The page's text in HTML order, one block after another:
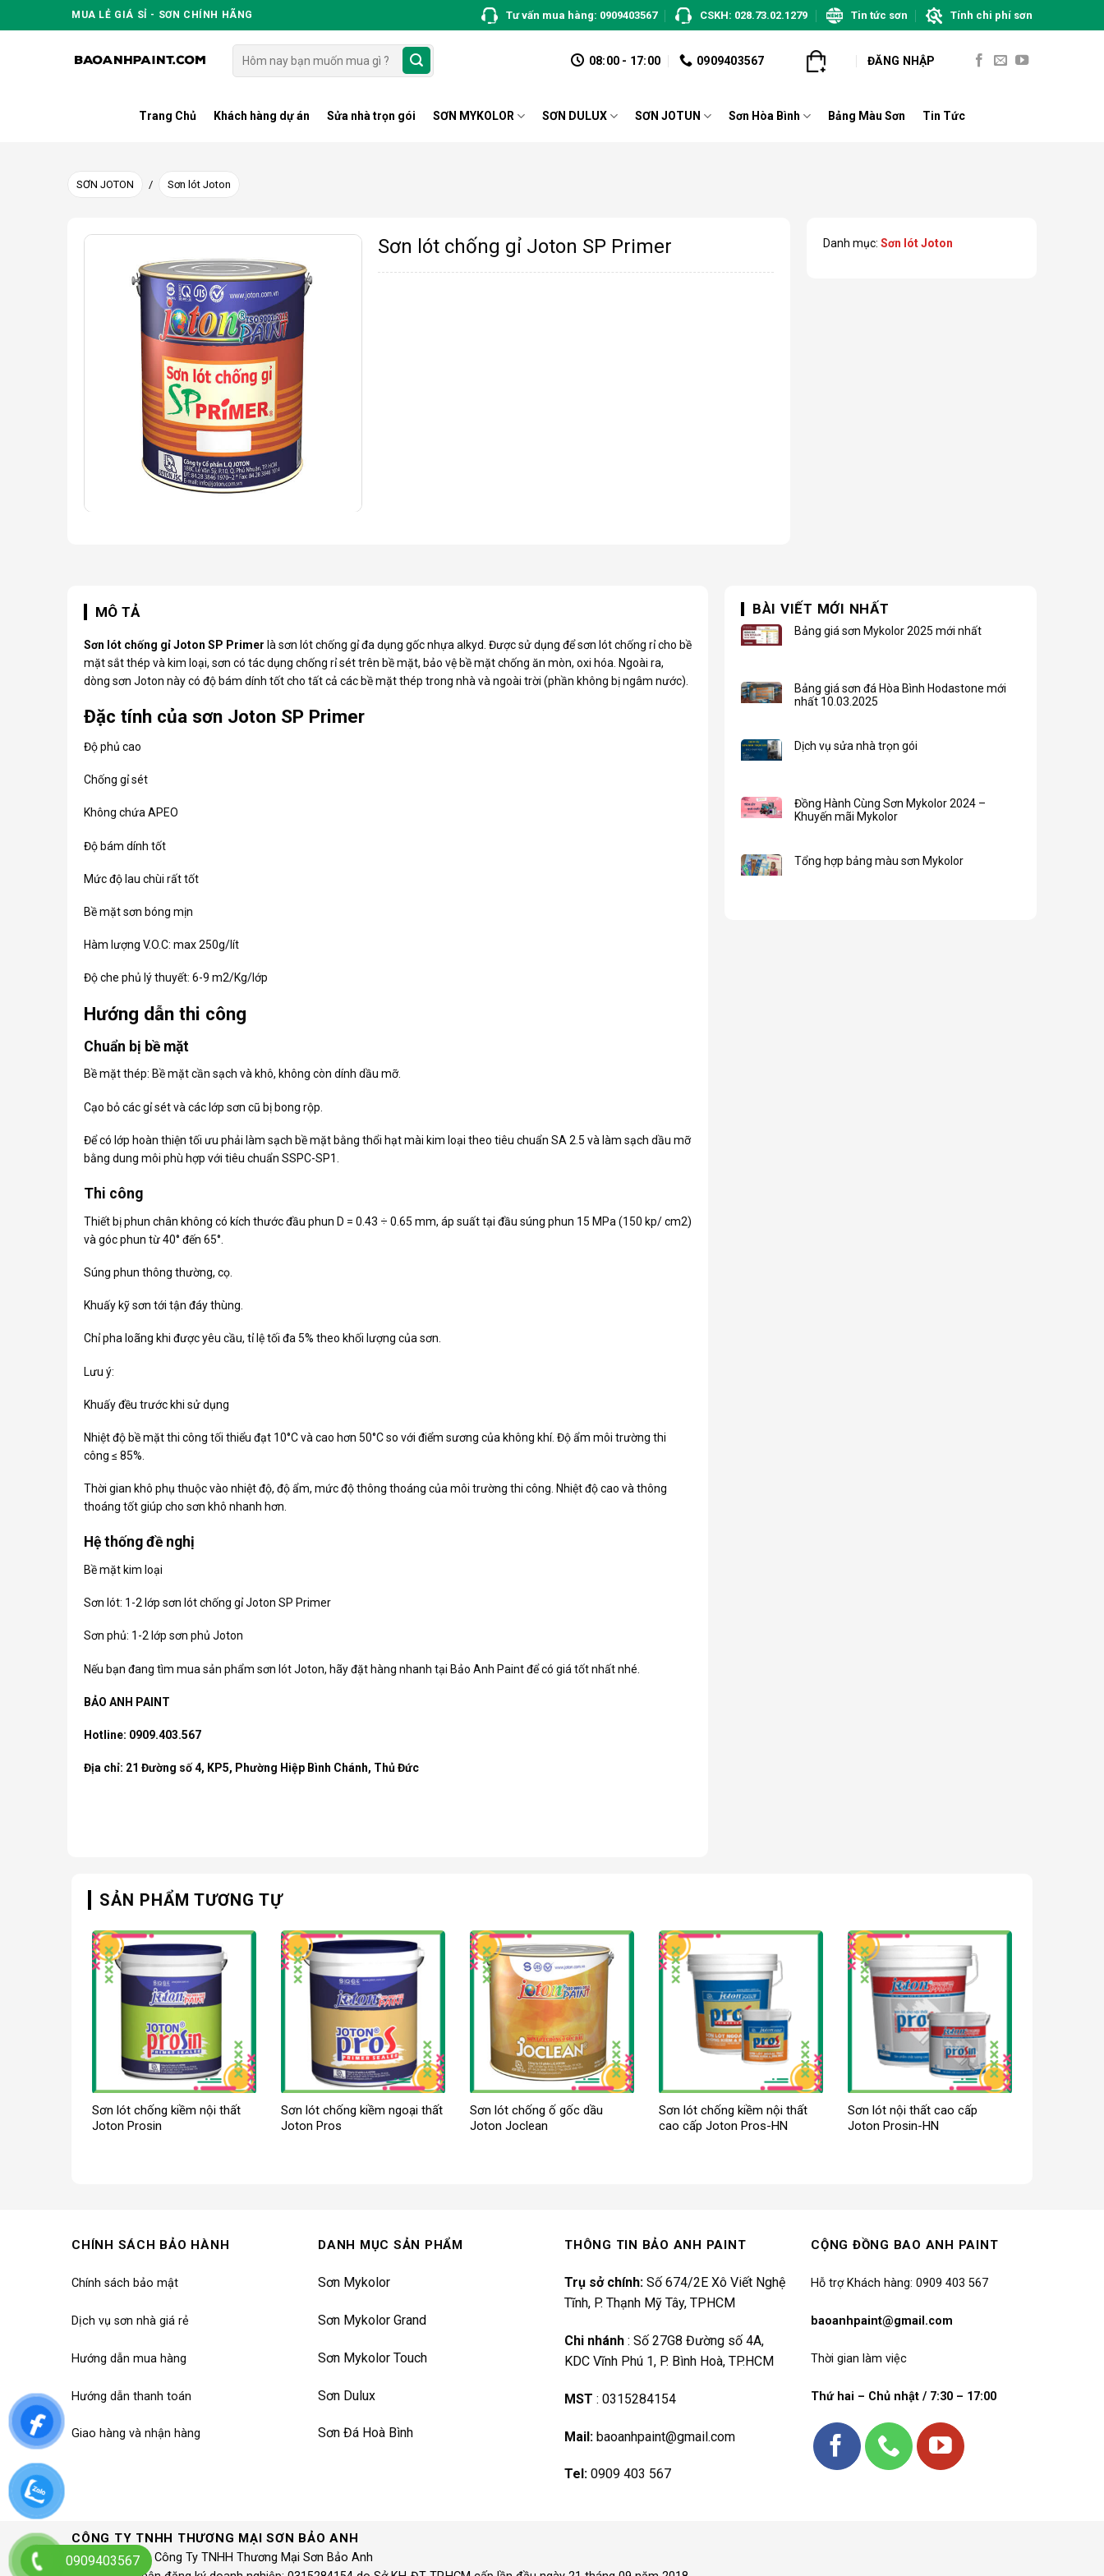
to
MUA LẺ GIÁ SỈ - SƠN CHÍNH HÃNG Tư vấn mua hàng: 0909403567 CSKH: 028.73.02.1279 Tin tức sơn Tính chi phí sơn
Tìm
kiếm:
08:00 - 17:00 0909403567 ĐĂNG NHẬP
Trang Chủ Khách hàng dự án Sửa nhà trọn gói SƠN MYKOLOR SƠN DULUX SƠN JOTUN Sơn Hòa Bình Bảng Màu Sơn Tin Tức
SƠN JOTON / Sơn lót Joton
Sơn lót chống gỉ Joton SP Primer Danh mục: Sơn lót Joton
MÔ TẢ
Sơn lót chống gỉ Joton SP Primer là sơn lót chống gỉ đa dụng gốc nhựa alkyd. Được sử dụng để sơn lót chống rỉ cho bề
mặt sắt thép và kim loại, sơn có tác dụng chống rỉ sét trên bề mặt, bảo vệ bề mặt chống ăn mòn, oxi hóa. Ngoài ra,
dòng sơn Joton này có độ bám dính tốt cho tất cả các bề mặt thép trong nhà và ngoài trời (phần không bị ngâm nước).
Đặc tính của sơn Joton SP Primer
Độ phủ cao
Chống gỉ sét
Không chứa APEO
Độ bám dính tốt
Mức độ lau chùi rất tốt
Bề mặt sơn bóng mịn
Hàm lượng V.O.C: max 250g/lít
Độ che phủ lý thuyết: 6-9 m2/Kg/lớp
Hướng dẫn thi công
Chuẩn bị bề mặt
Bề mặt thép: Bề mặt cần sạch và khô, không còn dính dầu mỡ.
Cạo bỏ các gỉ sét và các lớp sơn cũ bị bong rộp.
Để có lớp hoàn thiện tối ưu phải làm sạch bề mặt bằng thổi hạt mài kim loại theo tiêu chuẩn SA 2.5 và làm sạch dầu mỡ
bằng dung môi phù hợp với tiêu chuẩn SSPC-SP1.
Thi công
Thiết bị phun chân không có kích thước đầu phun D = 0.43 ÷ 0.65 mm, áp suất tại đầu súng phun 15 MPa (150 kp/ cm2)
và góc phun từ 40° đến 65°.
Súng phun thông thường, cọ.
Khuấy kỹ sơn tới tận đáy thùng.
Chỉ pha loãng khi được yêu cầu, tỉ lệ tối đa 5% theo khối lượng của sơn.
Lưu ý:
Khuấy đều trước khi sử dụng
Nhiệt độ bề mặt thi công tối thiểu đạt 10°C và cao hơn 50°C so với điểm sương của không khí. Độ ẩm môi trường thi
công ≤ 85%.
Thời gian khô phụ thuộc vào nhiệt độ, độ ẩm, mức độ thông thoáng của môi trường thi công. Nhiệt độ cao và thông
thoáng tốt giúp cho sơn khô nhanh hơn.
Hệ thống đề nghị
Bề mặt kim loại
Sơn lót: 1-2 lớp sơn lót chống gỉ Joton SP Primer
Sơn phủ: 1-2 lớp sơn phủ Joton
Nếu bạn đang tìm mua sản phẩm sơn lót Joton, hãy đặt hàng nhanh tại Bảo Anh Paint để có giá tốt nhất nhé.
BẢO ANH PAINT
Hotline: 0909.403.567
Địa chỉ: 21 Đường số 4, KP5, Phường Hiệp Bình Chánh, Thủ Đức
BÀI VIẾT MỚI NHẤT
Bảng giá sơn Mykolor 2025 mới nhất
Bảng giá sơn đá Hòa Bình Hodastone mới
nhất 10.03.2025
Dịch vụ sửa nhà trọn gói
Đồng Hành Cùng Sơn Mykolor 2024 –
Khuyến mãi Mykolor
Tổng hợp bảng màu sơn Mykolor
SẢN PHẨM TƯƠNG TỰ
Sơn lót chống kiềm nội thất
Joton Prosin
Sơn lót chống kiềm ngoại thất
Joton Pros
Sơn lót chống ố gốc dầu
Joton Joclean
Sơn lót chống kiềm nội thất
cao cấp Joton Pros-HN
Sơn lót nội thất cao cấp
Joton Prosin-HN
CHÍNH SÁCH BẢO HÀNH
Chính sách bảo mật
Dịch vụ sơn nhà giá rẻ
Hướng dẫn mua hàng
Hướng dẫn thanh toán
Giao hàng và nhận hàng
DANH MỤC SẢN PHẨM
Sơn Mykolor
Sơn Mykolor Grand
Sơn Mykolor Touch
Sơn Dulux
Sơn Đá Hoà Bình
THÔNG TIN BẢO ANH PAINT
Trụ sở chính: Số 674/2E Xô Viết Nghệ
Tĩnh, P. Thạnh Mỹ Tây, TPHCM
Chi nhánh : Số 27G8 Đường số 4A,
KDC Vĩnh Phú 1, P. Bình Hoà, TP.HCM
MST : 0315284154
Mail: baoanhpaint@gmail.com
Tel: 0909 403 567
CỘNG ĐỒNG BAO ANH PAINT
Hỗ trợ Khách hàng: 0909 403 567
baoanhpaint@gmail.com
Thời gian làm việc
Thứ hai – Chủ nhật / 7:30 – 17:00
CÔNG TY TNHH THƯƠNG MẠI SƠN BẢO ANH
© 1997 – 2020 Công Ty TNHH Thương Mại Sơn Bảo Anh
0909403567